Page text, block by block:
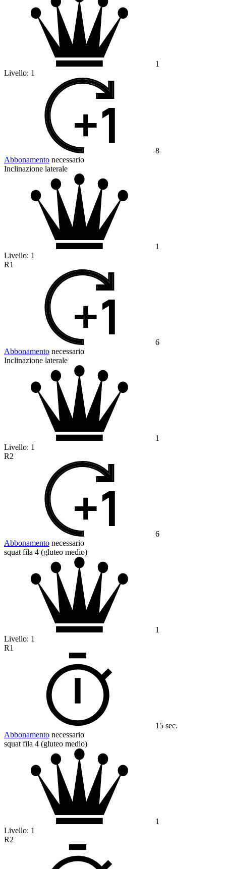
1
Livello: 1
8
Abbonamento necessario
Inclinazione laterale
1
Livello: 1
R1
6
Abbonamento necessario
Inclinazione laterale
1
Livello: 1
R2
6
Abbonamento necessario
squat fila 4 (gluteo medio)
1
Livello: 1
R1
15 sec.
Abbonamento necessario
squat fila 4 (gluteo medio)
1
Livello: 1
R2